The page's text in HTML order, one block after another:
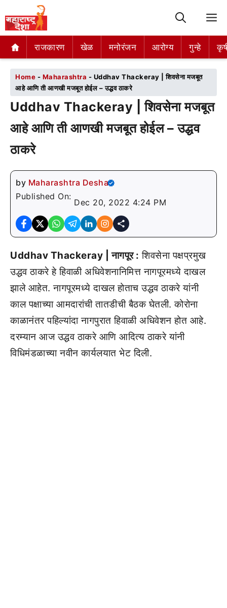
राजकारण खेळ मनोरंजन आरोग्य गुन्हे
राजकारण खेळ मनोरंजन आरोग्य गुन्हे
Home - Maharashtra - Uddhav Thackeray | शिवसेना मजबूत
आहे आणि ती आणखी मजबूत होईल – उद्धव ठाकरे
Uddhav Thackeray | शिवसेना मजबूत
आहे आणि ती आणखी मजबूत होईल – उद्धव
ठाकरे
by Maharashtra Desha
Published On:
Dec 20, 2022 4:24 PM
Uddhav Thackeray | नागपूर : शिवसेना पक्षप्रमुख
उद्धव ठाकरे हे हिवाळी अधिवेशनानिमित्त नागपूरमध्ये दाखल
झाले आहेत. नागपूरमध्ये दाखल होताच उद्धव ठाकरे यांनी
काल पक्षाच्या आमदारांची तातडीची बैठक घेतली. कोरोना
काळानंतर पहिल्यांदा नागपुरात हिवाळी अधिवेशन होत आहे.
दरम्यान आज उद्धव ठाकरे आणि आदित्य ठाकरे यांनी
विधिमंडळाच्या नवीन कार्यलयात भेट दिली.